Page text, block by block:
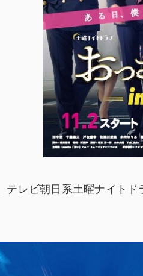
テレビ朝日系土曜ナイト